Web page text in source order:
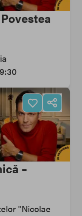
–
"Nicolae